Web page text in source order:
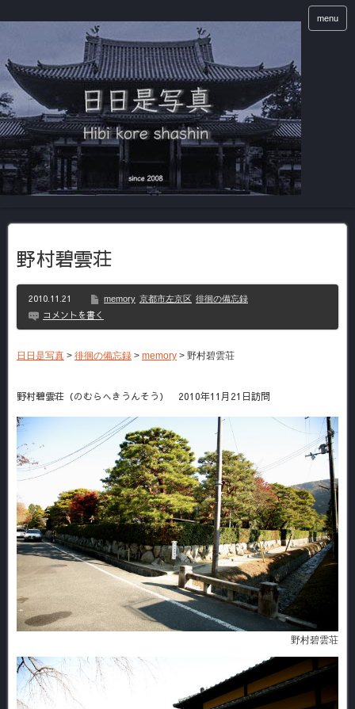
menu
野村碧雲荘
2010.11.21 memory 京都市左京区 徘徊の備忘録
コメントを書く
日日是写真 > 徘徊の備忘録 > memory > 野村碧雲荘
野村碧雲荘（のむらへきうんそう） 2010年11月21日訪問
野村碧雲荘